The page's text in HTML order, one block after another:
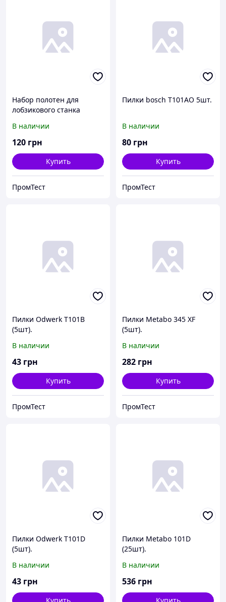
Набор полотен для
лобзикового станка
(5шт).
В наличии
120 грн
Купить
ПромТест
Пилки bosch T101AO 5шт.
В наличии
80 грн
Купить
ПромТест
Пилки Odwerk T101B
(5шт).
В наличии
43 грн
Купить
ПромТест
Пилки Metabo 345 XF
(5шт).
В наличии
282 грн
Купить
ПромТест
Пилки Odwerk T101D
(5шт).
В наличии
43 грн
Пилки Metabo 101D
(25шт).
В наличии
536 грн